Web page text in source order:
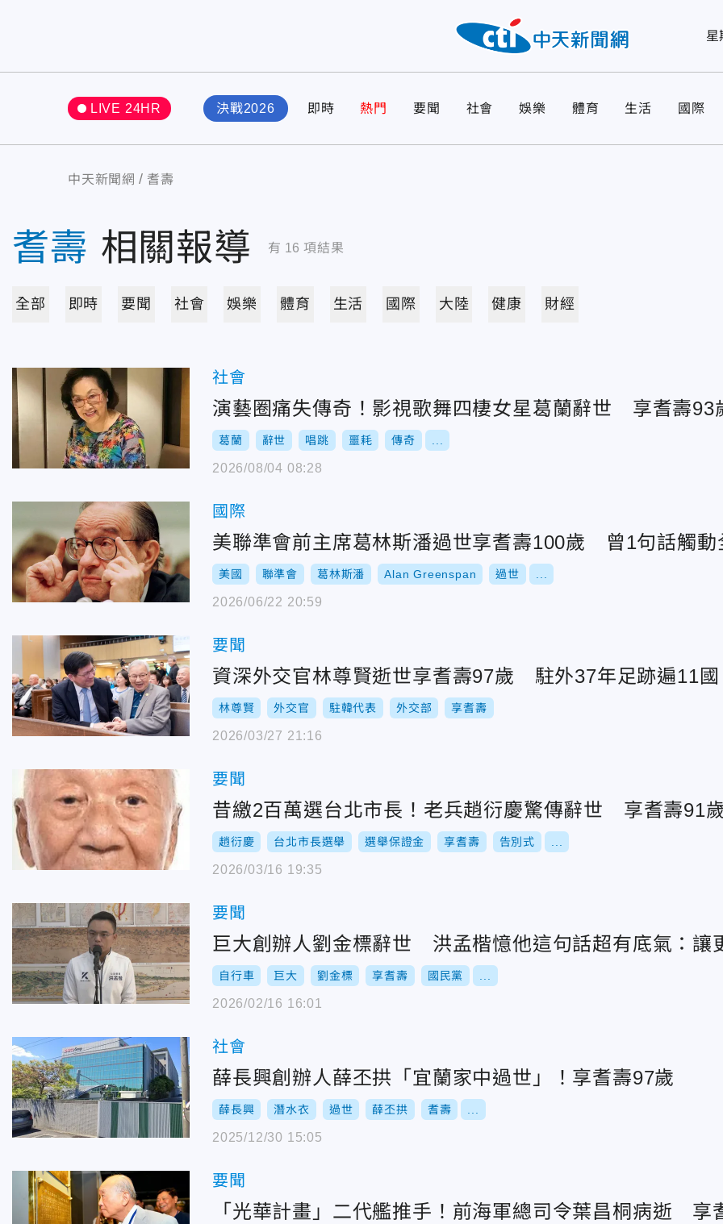
星
LIVE 24HR 決戰2026 即時 熱門 要聞 社會 娛樂 體育 生活 國際
中天新聞網 耆壽
耆壽 相關報導 有 16 項結果
全部 即時 要聞 社會 娛樂 體育 生活 國際 大陸 健康 財經
社會
演藝圈痛失傳奇！影視歌舞四棲女星葛蘭辭世 享耆壽93
葛蘭 辭世 唱跳 噩耗 傳奇
2026/08/04 08:28
國際
美聯準會前主席葛林斯潘過世享耆壽100歲 曾1句話觸動
美國 聯準會 葛林斯潘 Alan Greenspan 過世
2026/06/22 20:59
要聞
資深外交官林尊賢逝世享耆壽97歲 駐外37年足跡遍11國
林尊賢 外交官 駐韓代表 外交部 享耆壽
2026/03/27 21:16
要聞
昔繳2百萬選台北市長！老兵趙衍慶驚傳辭世 享耆壽91
趙衍慶 台北市長選舉 選舉保證金 享耆壽 告別式
2026/03/16 19:35
要聞
巨大創辦人劉金標辭世 洪孟楷憶他這句話超有底氣：讓
自行車 巨大 劉金標 享耆壽 國民黨
2026/02/16 16:01
社會
薛長興創辦人薛丕拱「宜蘭家中過世」！享耆壽97歲
薛長興 潛水衣 過世 薛丕拱 耆壽
2025/12/30 15:05
要聞
「光華計畫」二代艦推手！前海軍總司令葉昌桐病逝 享